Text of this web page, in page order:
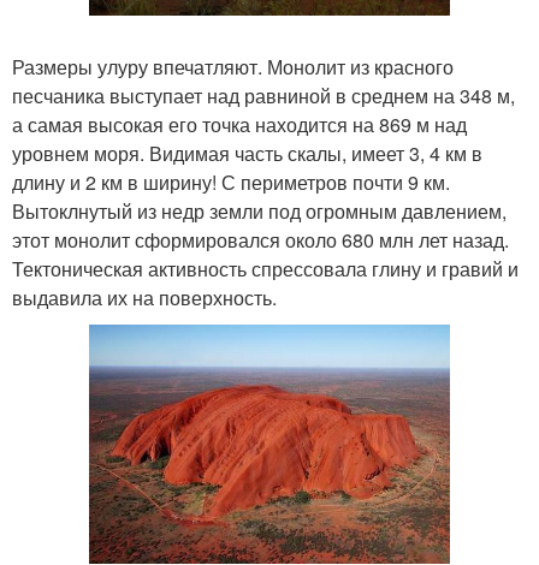
Размеры улуру впечатляют. Монолит из красного
песчаника выступает над равниной в среднем на 348 м,
а самая высокая его точка находится на 869 м над
уровнем моря. Видимая часть скалы, имеет 3, 4 км в
длину и 2 км в ширину! С периметров почти 9 км.
Вытоклнутый из недр земли под огромным давлением,
этот монолит сформировался около 680 млн лет назад.
Тектоническая активность спрессовала глину и гравий и
выдавила их на поверхность.